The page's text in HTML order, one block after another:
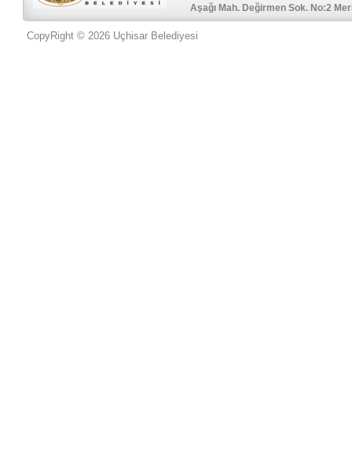
Aşağı Mah. Değirmen Sok. No:2
CopyRight © 2026 Uçhisar Belediyesi